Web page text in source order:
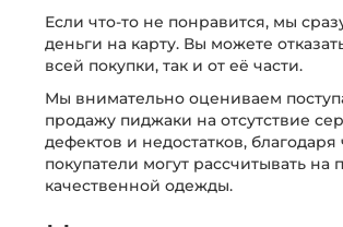
Если что-то не понравится, мы
деньги на карту. Вы можете
всей покупки, так и от её части.
Мы внимательно оцениваем
продажу пиджаки на отсутствие
дефектов и недостатков,
покупатели могут рассчитывать на
качественной одежды.